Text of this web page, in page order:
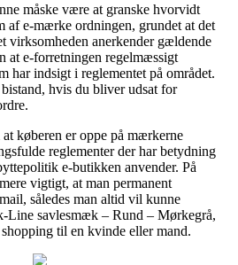
måske være at granske hvorvidt
af e-mærke ordningen, grundet at det
virksomheden anerkender gældende
at e-forretningen regelmæssigt
har indsigt i reglementet på området.
hvis du bliver udsat for
køberen er oppe på mærkerne
reglementer der har betydning
e-butikken anvender. På
vigtigt, at man permanent
således man altid vil kunne
Line savlesmæk – Rund – Mørkegrå,
til en kvinde eller mand.